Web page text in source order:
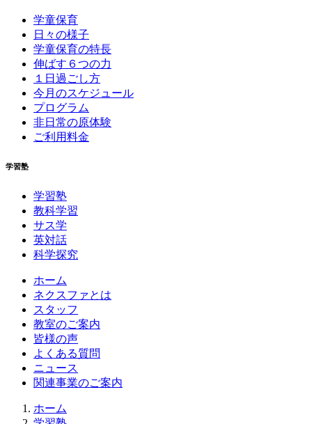
学童保育
日々の様子
学童保育の特長
伸ばす６つの力
１日過ごし方
今月のスケジュール
プログラム
非日常の原体験
ご利用料金
学習塾
学習塾
教科学習
サス学
英対話
科学探究
ホーム
ネクスファとは
スタッフ
教室のご案内
皆様の声
よくある質問
ニュース
関連事業のご案内
ホーム